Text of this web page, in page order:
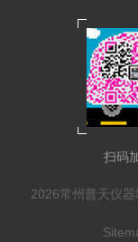
扫码
2026常州普天仪